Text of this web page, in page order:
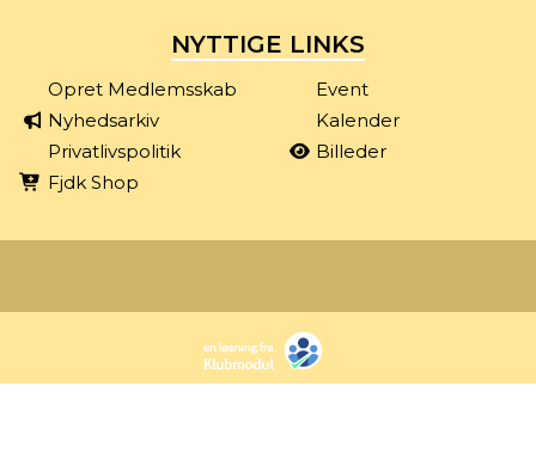
NYTTIGE LINKS
Opret Medlemsskab
Event
Nyhedsarkiv
Kalender
Privatlivspolitik
Billeder
Fjdk Shop